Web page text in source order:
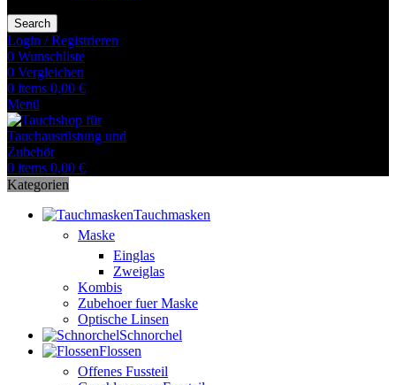
Search
Login / Registrieren
0 Wunschliste
0 Vergleichen
0 items 0,00 €
Menü
0 items 0,00 €
Kategorien
Tauchmasken
Maske
Einglas
Zweiglas
Kombis
Zubehoer fuer Maske
Optische Linsen
Schnorchel
Flossen
Offenes Fussteil